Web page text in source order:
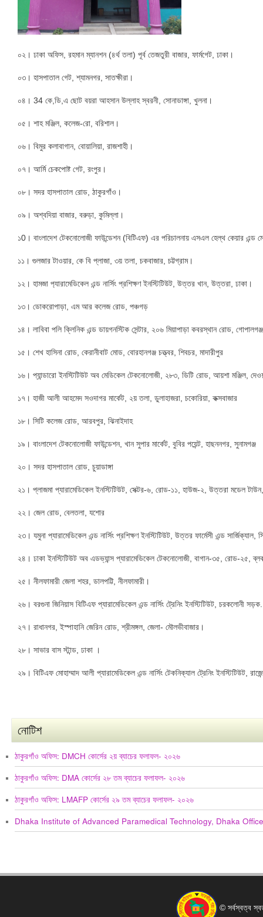
০২। ঢাকা অফিস, রহমান ম্যানশন (৪র্থ তলা) পূর্ব তেজতুরী বাজার, ফার্মগেট, ঢাকা।
০৩। হাসপাতাল গেট, শ্যামনগর, সাতক্ষীরা।
০৪। 34 কে,ডি,এ ছোট বয়রা আহসান উল্লাহ স্বরনী, সোনাডাঙ্গা, খুলনা।
০৫। শাহ মঞ্জিল, কলেজ-রো, বরিশাল।
০৬। বিমুর কলাবাগান, বোয়ালিয়া, রাজশাহী।
০৭। আর্মি চেকপোষ্ট গেট, রংপুর।
০৮। সদর হাসপাতাল রোড, ঠাকুরগাঁও।
০৯। অশ্বদিয়া বাজার, বরুড়া, কুমিল্লা।
১0। বাংলাদেশ টেকনোলোজী ফাউন্ডেশন (বিটিএফ) এর পরিচালনায় এসএল হেল্থ কেয়ার এন্ড
১১। গুলজার টাওয়ার, কে বি প্লাজা, ৩য় তলা, চকবাজার, চট্টগ্রাম।
১২। হামজা প‌্যারামেডিকেল এন্ড নার্সিং প্রশিক্ষণ ইনস্টিটিউট, উত্তর খান, উত্তরা, ঢাকা।
১৩। ডোকরোপাড়া, এম আর কলেজ রোড, পঞ্চগড়
১৪। লাবিবা পলি ক্লিনিক এন্ড ডায়গনস্টিক সেন্টার, ২০৬ মিয়াপাড়া কবরস্থান রোড, গোপালগঞ্জ
১৫। শেখ হাসিনা রোড, কেরানীবাট মোড, বোরহানগঞ্জ চত্ত্বর, শিবচর, মাদারীপুর
১৬। প্যান্ডারো ইনস্টিটিউট অব মেডিকেল টেকনোলোজী, ২৮৩, ডিটি রোড, আয়শা মঞ্জিল,
১৭। হাজী আলী আহমেদ সওদাগর মার্কেট, ২য় তলা, ডুলাহাজরা, চকোরিয়া, কক্সবাজার
১৮। সিটি কলেজ রোড, আরবপুর, ঝিনাইদাহ
১৯। বাংলাদেশ টেকনোলোজী ফাউন্ডেশন, খান সুপার মার্কেট, বুবির পয়েন্ট, হাছননগর, সুনামগঞ্জ
২০। সদর হাসপাতাল রোড, চুয়াডাঙ্গা
২১। প্লাজমা প্যারামেডিকেল ইনস্টিটিউট, সেক্টর-৬, রোড-১১, হাউজ-২, উত্তরা মডেল
২২। জেল রোড, বেলতলা, যশোর
২৩। যমুনা প্যারামেডিকেল এন্ড নার্সিং প্রশিক্ষণ ইনস্টিটিউট, উত্তর ফার্মেসী এন্ড সার্জিক্যাল,
২৪। ঢাকা ইনস্টিটিউট অব এডভ্যান্স প্যারামেডিকেল টেকনোলোজী, বাগান-৩৫, রোড-২৫,
২৫। নীলফামারী জেলা শহর, ডালপট্টি, নীলফামারী।
২৬। বরগুনা জিনিয়াস বিটিএফ প্যারামেডিকেল এন্ড নার্সিং ট্রেনিং ইনস্টিটিউট, চরকলোনী
২৭। রাধানগর, ইস্পাহানি জেরিন রোড, শ্রীমঙ্গল, জেলা- মৌলভীবাজার।
২৮। সাভার বাস স্টান্ড, ঢাকা ।
২৯। বিটিএফ মোহাম্মাদ আলী প্যারামেডিকেল এন্ড নার্সিং টেকনিক্যাল ট্রেনিং ইনস্টিটিউট,
নোটিশ
ঠাকুরগাঁও অফিস: DMCH কোর্সের ২য় ব্যাচের ফলাফল- ২০২৬
ঠাকুরগাঁও অফিস: DMA কোর্সের ২৮ তম ব্যাচের ফলাফল- ২০২৬
ঠাকুরগাঁও অফিস: LMAFP কোর্সের ২৯ তম ব্যাচের ফলাফল- ২০২৬
Dhaka Institute of Advanced Paramedical Technology, Dhaka
© সর্বস্বত্ব